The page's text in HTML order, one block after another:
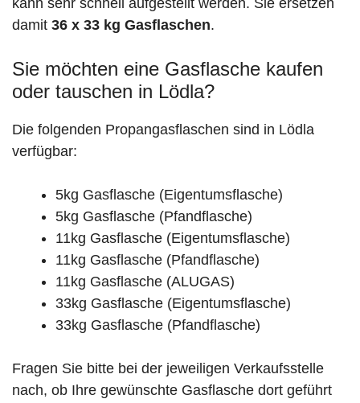
kann sehr schnell aufgestellt werden. Sie ersetzen
damit 36 x 33 kg Gasflaschen.
Sie möchten eine Gasflasche kaufen
oder tauschen in Lödla?
Die folgenden Propangasflaschen sind in Lödla
verfügbar:
5kg Gasflasche (Eigentumsflasche)
5kg Gasflasche (Pfandflasche)
11kg Gasflasche (Eigentumsflasche)
11kg Gasflasche (Pfandflasche)
11kg Gasflasche (ALUGAS)
33kg Gasflasche (Eigentumsflasche)
33kg Gasflasche (Pfandflasche)
Fragen Sie bitte bei der jeweiligen Verkaufsstelle
nach, ob Ihre gewünschte Gasflasche dort geführt